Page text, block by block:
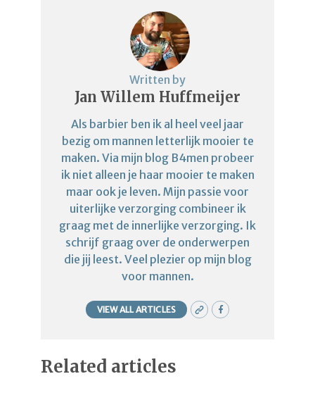
Written by
Jan Willem Huffmeijer
Als barbier ben ik al heel veel jaar
bezig om mannen letterlijk mooier te
maken. Via mijn blog B4men probeer
ik niet alleen je haar mooier te maken
maar ook je leven. Mijn passie voor
uiterlijke verzorging combineer ik
graag met de innerlijke verzorging. Ik
schrijf graag over de onderwerpen
die jij leest. Veel plezier op mijn blog
voor mannen.
VIEW ALL ARTICLES
Related articles